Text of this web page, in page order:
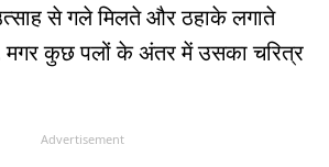
से गले मिलते और ठहाके लगाते
मगर कुछ पलों के अंतर में उसका चरित्र
Advertisement